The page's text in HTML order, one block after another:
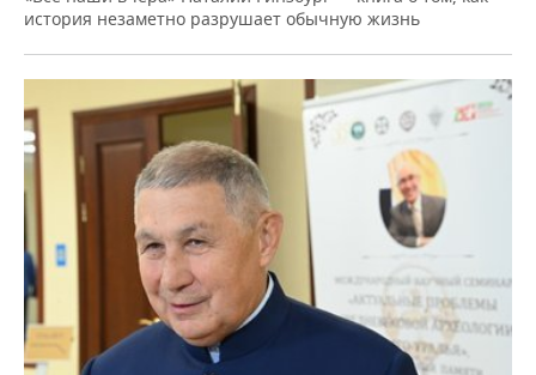
история незаметно разрушает обычную жизнь